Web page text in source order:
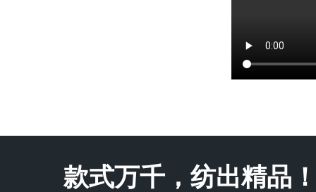
款式万千，纺出精品